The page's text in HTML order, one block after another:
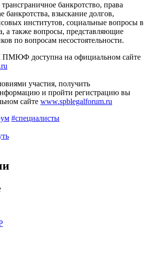
трансграничное банкротство, права
банкротства, взыскание долгов,
институтов, социальные вопросы в
а также вопросы, представляющие
по вопросам несостоятельности.
ПМЮФ доступна на официальном сайте
участия, получить
и пройти регистрацию вы
сайте www.spblegalforum.ru
#специалисты